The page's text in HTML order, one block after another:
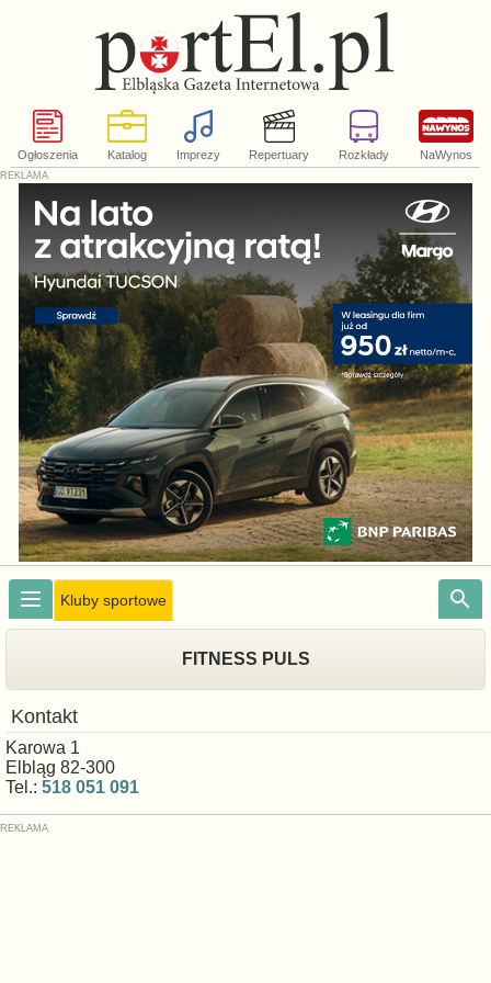
Ogłoszenia Katalog Imprezy Repertuary Rozkłady NaWynos
Kluby sportowe
FITNESS PULS
Kontakt
Karowa 1
Elbląg 82-300
Tel.: 518 051 091